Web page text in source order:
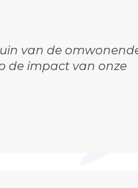
van de
de impact van onze